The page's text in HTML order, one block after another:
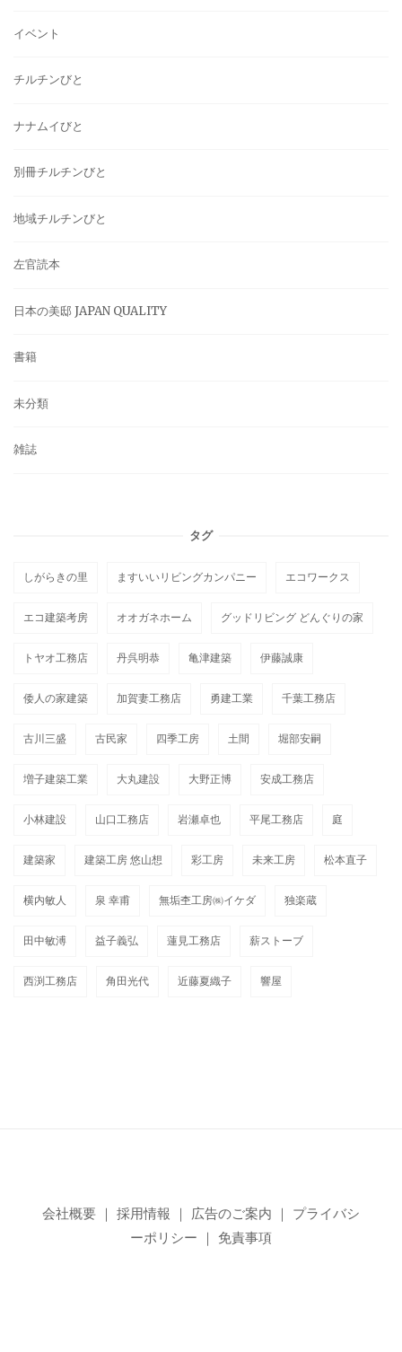
イベント
チルチンびと
ナナムイびと
別冊チルチンびと
地域チルチンびと
左官読本
日本の美邸 JAPAN QUALITY
書籍
未分類
雑誌
タグ
しがらきの里 ますいいリビングカンパニー エコワークス
エコ建築考房 オオガネホーム グッドリビング どんぐりの家
トヤオ工務店 丹呉明恭 亀津建築 伊藤誠康
倭人の家建築 加賀妻工務店 勇建工業 千葉工務店
古川三盛 古民家 四季工房 土間 堀部安嗣
増子建築工業 大丸建設 大野正博 安成工務店
小林建設 山口工務店 岩瀬卓也 平尾工務店 庭
建築家 建築工房 悠山想 彩工房 未来工房 松本直子
横内敏人 泉 幸甫 無垢杢工房㈱イケダ 独楽蔵
田中敏溥 益子義弘 蓮見工務店 薪ストーブ
西渕工務店 角田光代 近藤夏織子 響屋
会社概要 ｜ 採用情報 ｜ 広告のご案内 ｜
プライバシ
ーポリシー ｜ 免責事項